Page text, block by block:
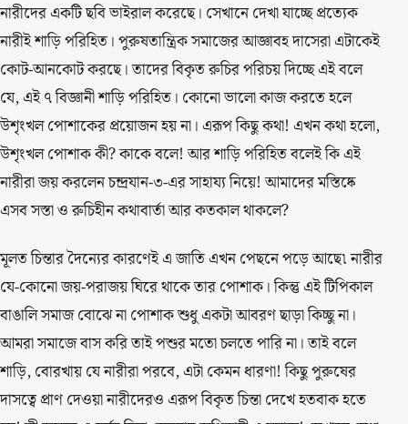
নারীদের একটি ছবি ভাইরাল করেছে। সেখানে দেখা যাচ্ছে প্রত্যেক
নারীই শাড়ি পরিহিত। পুরুষতান্ত্রিক সমাজের আজ্ঞাবহ দাসেরা এটাকেই
কোট-আনকোট করছে। তাদের বিকৃত রুচির পরিচয় দিচ্ছে এই বলে
যে, এই ৭ বিজ্ঞানী শাড়ি পরিহিত। কোনো ভালো কাজ করতে হলে
উশৃংখল পোশাকের প্রয়োজন হয় না। এরূপ কিছু কথা! এখন কথা হলো,
উশৃংখল পোশাক কী? কাকে বলে! আর শাড়ি পরিহিত বলেই কি এই
নারীরা জয় করলেন চন্দ্রযান-৩-এর সাহায্য নিয়ে! আমাদের মস্তিষ্কে
এসব সস্তা ও রুচিহীন কথাবার্তা আর কতকাল থাকলে?
মূলত চিন্তার দৈন্যের কারণেই এ জাতি এখন পেছনে পড়ে আছে৷ নারীর
যে-কোনো জয়-পরাজয় ঘিরে থাকে তার পোশাক। কিন্তু এই টিপিকাল
বাঙালি সমাজ বোঝে না পোশাক শুধু একটা আবরণ ছাড়া কিচ্ছু না।
আমরা সমাজে বাস করি তাই পশুর মতো চলতে পারি না। তাই বলে
শাড়ি, বোরখায় যে নারীরা পরবে, এটা কেমন ধারণা! কিছু পুরুষের
দাসত্বে প্রাণ দেওয়া নারীদেরও এরূপ বিকৃত চিন্তা দেখে হতবাক হতে